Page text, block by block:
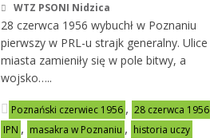
WTZ PSONI Nidzica
28 czerwca 1956 wybuchł w Poznaniu
pierwszy w PRL-u strajk generalny. Ulice
miasta zamieniły się w pole bitwy, a
wojsko…..
Poznański czerwiec 1956 , 28 czerwca 1956
IPN , masakra w Poznaniu , historia uczy